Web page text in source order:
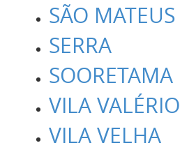
SÃO MATEUS
SERRA
SOORETAMA
VILA VALÉRIO
VILA VELHA